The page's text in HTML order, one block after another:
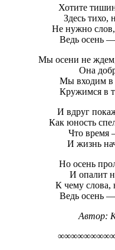
Хотите
Здесь тихо,
Не нужно
Ведь осень —
Мы осени не ждем,
Она
Мы входим в
Кружимся в
И вдруг
Как юность
Что время
И жизнь
Но осень
И опалит
К чему слова,
Ведь осень —
Автор: